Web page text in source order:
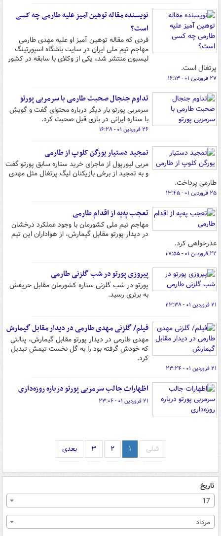
نویسنده مقاله توهین آمیز علیه طارمی چه کسی
است؟
فردی که مقاله توهین آمیز او علیه مهدی طارمی
مهاجم تیم ملی ایران در سایت باشگاه اسپورتینگ
لیسبون منتشر شد، یکی از وکلای با سابقه در کشور
پرتغال است.
۲۷ فروردین ۰۱ - ۱۶:۱۳
تداوم جنجال صحبت طارمی با سرمربی پورتو
سرمربی پورتو بار دیگر درباره محتوای گفت و گویش
با ستاره ایرانی در بازی قبل صحبت کرد.
۲۶ فروردین ۰۱ - ۱۶:۲۸
تمجید دستیار یورگن کلوپ از طارمی
مربی لیورپول از ماجرای خرید ستاره سابق پورتو گفت
و به تمجید از برخی بازیکنان لیگ پرتغال مثل مهدی
طارمی پرداخت.
۲۵ فروردین ۰۱ - ۱۳:۴۵
تعجب په‌په از اقدام طارمی
مهاجم تیم ملی کشورمان با وجود عملکرد درخشان
در دیدار پورتو مقابل گیمارش، از هواداران این تیم
عذرخواهی کرد.
۲۲ فروردین ۰۱ - ۰۷:۵۵
پیروزی پورتو در شب گلزنی طارمی
پورتو در شب گلزنی ستاره کشورمان مقابل حریفش
به برتری رسید.
۲۱ فروردین ۰۱ - ۲۳:۳۸
فیلم/ گلزنی مهدی طارمی در دیدار مقابل گیمارش
مهدی طارمی در دیدار پورتو مقابل گیمارش، پنالتی
که خودش گرفته بود را به گل نخست تیمش تبدیل
کرد.
۲۱ فروردین ۰۱ - ۲۳:۲۴
اظهارات جالب سرمربی پورتو درباره روزه‌داری
۲۱ فروردین ۰۱ - ۲۳:۰۶
قبلی ۱ ۲ ۳ بعدی
تاریخ
17
مرداد